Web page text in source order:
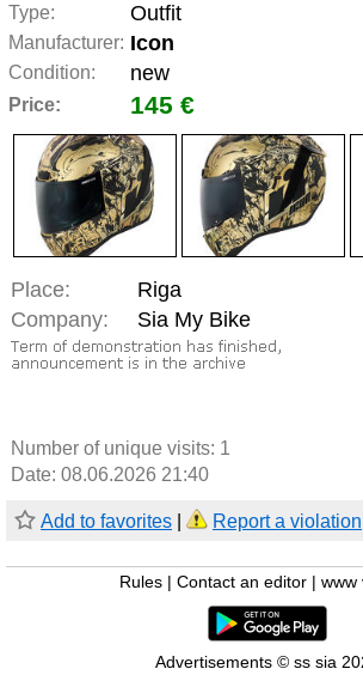
Type: Outfit
Manufacturer: Icon
Condition: new
Price: 145 €
Place:
Riga
Company:
Sia My Bike
Number of unique visits: 1
Date: 08.06.2026 21:40
Add to favorites Report a violation
Rules Contact an editor www
Advertisements © ss sia